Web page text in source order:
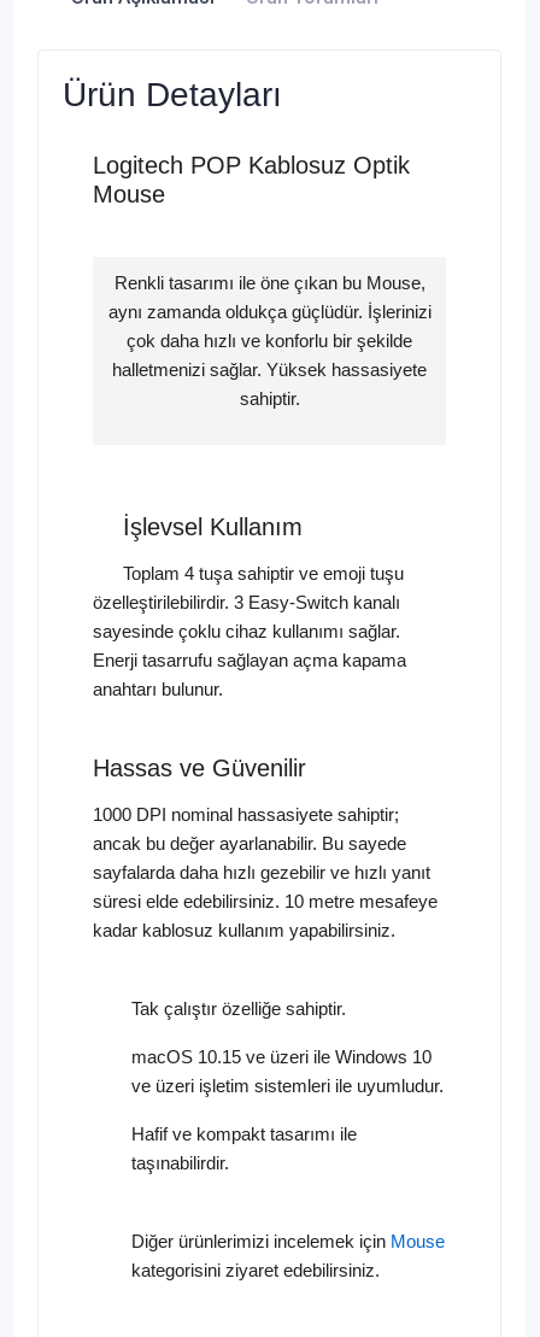
Ürün Detayları
Logitech POP Kablosuz Optik
Mouse
Renkli tasarımı ile öne çıkan bu Mouse,
aynı zamanda oldukça güçlüdür. İşlerinizi
çok daha hızlı ve konforlu bir şekilde
halletmenizi sağlar. Yüksek hassasiyete
sahiptir.
İşlevsel Kullanım
Toplam 4 tuşa sahiptir ve emoji tuşu
özelleştirilebilirdir. 3 Easy-Switch kanalı
sayesinde çoklu cihaz kullanımı sağlar.
Enerji tasarrufu sağlayan açma kapama
anahtarı bulunur.
Hassas ve Güvenilir
1000 DPI nominal hassasiyete sahiptir;
ancak bu değer ayarlanabilir. Bu sayede
sayfalarda daha hızlı gezebilir ve hızlı yanıt
süresi elde edebilirsiniz. 10 metre mesafeye
kadar kablosuz kullanım yapabilirsiniz.
Tak çalıştır özelliğe sahiptir.
macOS 10.15 ve üzeri ile Windows 10
ve üzeri işletim sistemleri ile uyumludur.
Hafif ve kompakt tasarımı ile
taşınabilirdir.
Diğer ürünlerimizi incelemek için Mouse
kategorisini ziyaret edebilirsiniz.